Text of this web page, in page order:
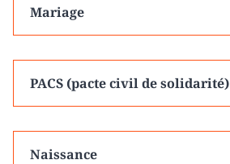
Mariage
PACS (pacte civil de solidarité)
Naissance